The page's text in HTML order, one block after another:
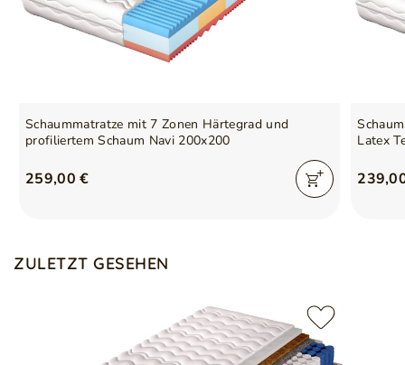
persönliche Vorlieben anpassen – von weichem,
elastischem Komfort bis hin zu einer besonders stabilen,
festen Liegefläche
Schaummatratze mit 7 Zonen Härtegrad und
profiliertem Schaum Navi 200x200
259,00 €
Latex
ZULETZT GESEHEN